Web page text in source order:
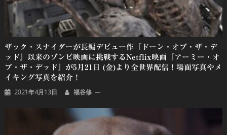
ザック・スナイダーが長編デビュー作『ドーン・オブ・ザ・デ
ッド』以来のゾンビ映画に挑戦するNetflix映画『アーミー・オ
ブ・ザ・デッド』が5月21日 (金)より全世界配信！場面写真やメ
イキング写真を紹介！
2021年4月13日 福谷修